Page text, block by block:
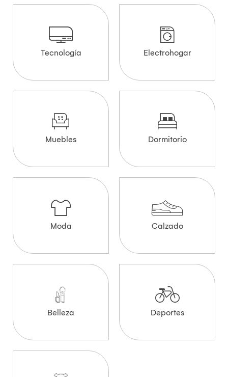
Tecnología Electrohogar
Muebles Dormitorio
Moda Calzado
Belleza Deportes